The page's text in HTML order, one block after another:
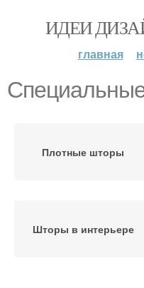
ИДЕИ
главная
Плотные шторы
Шторы в интерьере